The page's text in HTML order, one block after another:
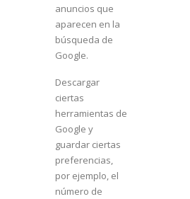
anuncios que
aparecen en la
búsqueda de
Google.
Descargar
ciertas
herramientas de
Google y
guardar ciertas
preferencias,
por ejemplo, el
número de